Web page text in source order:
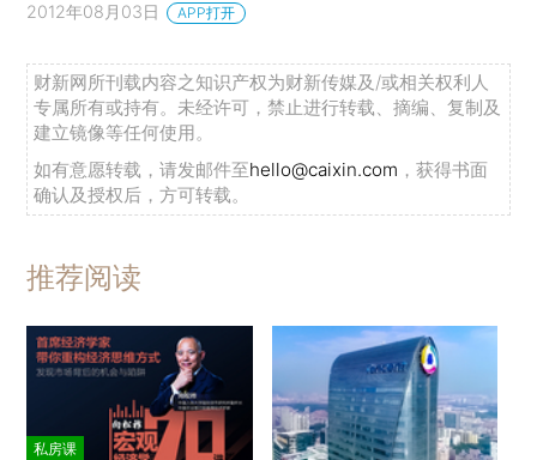
2012年08月03日 APP打开
财新网所刊载内容之知识产权为财新传媒及/或相关权利人
专属所有或持有。未经许可，禁止进行转载、摘编、复制及
建立镜像等任何使用。
如有意愿转载，请发邮件至hello@caixin.com ，获得书面
确认及授权后，方可转载。
推荐阅读
私房课